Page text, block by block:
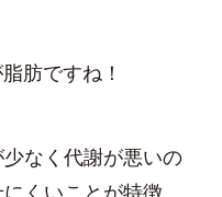
肪ですね！
なく代謝が悪いの
くいことが特徴。